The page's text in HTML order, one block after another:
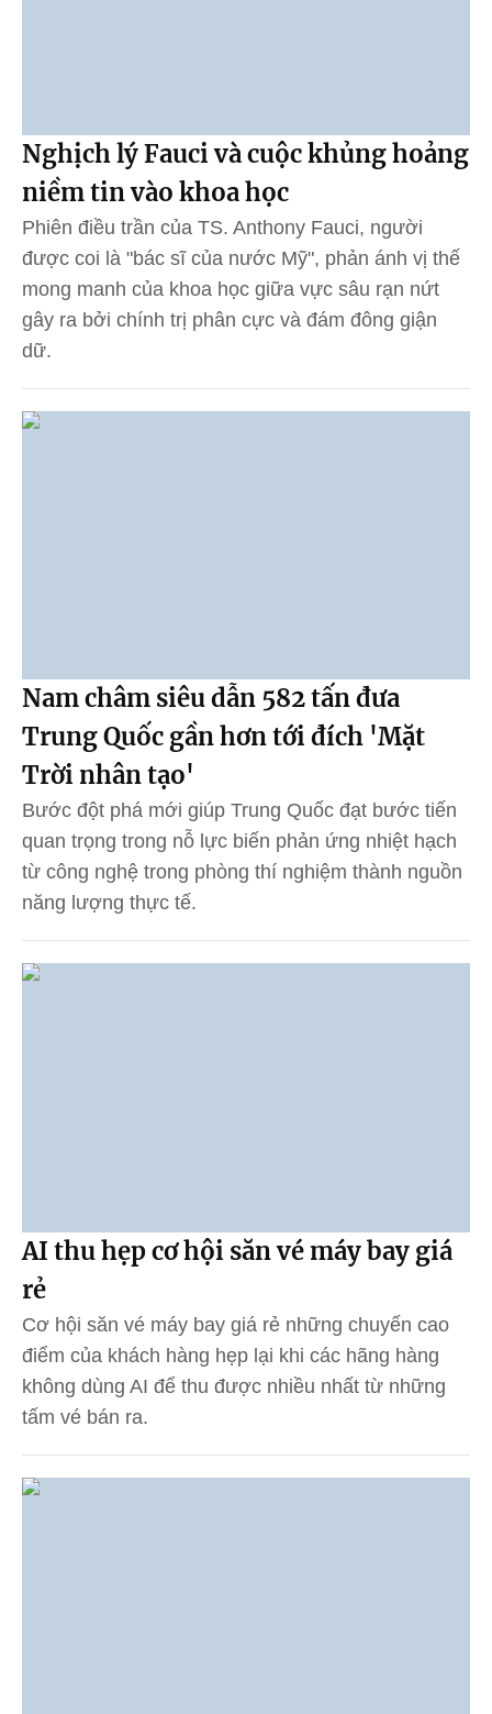
Nghịch lý Fauci và cuộc khủng hoảng
niềm tin vào khoa học
Phiên điều trần của TS. Anthony Fauci, người
được coi là "bác sĩ của nước Mỹ", phản ánh vị thế
mong manh của khoa học giữa vực sâu rạn nứt
gây ra bởi chính trị phân cực và đám đông giận
dữ.
Nam châm siêu dẫn 582 tấn đưa
Trung Quốc gần hơn tới đích 'Mặt
Trời nhân tạo'
Bước đột phá mới giúp Trung Quốc đạt bước tiến
quan trọng trong nỗ lực biến phản ứng nhiệt hạch
từ công nghệ trong phòng thí nghiệm thành nguồn
năng lượng thực tế.
AI thu hẹp cơ hội săn vé máy bay giá
rẻ
Cơ hội săn vé máy bay giá rẻ những chuyến cao
điểm của khách hàng hẹp lại khi các hãng hàng
không dùng AI để thu được nhiều nhất từ những
tấm vé bán ra.